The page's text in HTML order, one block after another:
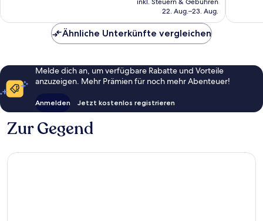
beträgt
22. Aug.–23. Aug.
Ähnliche Unterkünfte vergleichen
Melde dich an, um verfügbare Rabatte und Vorteile
anzuzeigen. Mehr Prämien für noch mehr Abenteuer!
Anmelden Jetzt kostenlos registrieren
Zur Gegend